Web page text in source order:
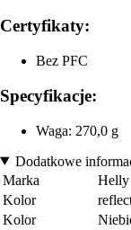
Certyfikaty:
Bez PFC
Specyfikacje:
Waga: 270,0 g
Dodatkowe
Marka
Helly
Kolor
Kolor